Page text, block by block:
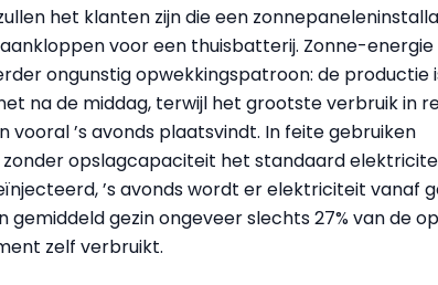
het klanten zijn die een
voor een thuisbatterij. Zonne-
ongunstig opwekkingspatroon: de productie
na de middag, terwijl het grootste verbruik in
vooral ’s avonds plaatsvindt. In feite gebruiken
opslagcapaciteit het standaard
’s avonds wordt er elektriciteit vanaf
gemiddeld gezin ongeveer slechts 27% van de
zelf verbruikt.